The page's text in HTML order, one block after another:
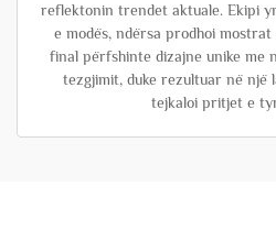
reflektonin trendet aktuale. Ekipi
e modës, ndërsa prodhoi
final përfshinte dizajne unike me
tezgjimit, duke rezultuar në një
tejkaloi pritjet e